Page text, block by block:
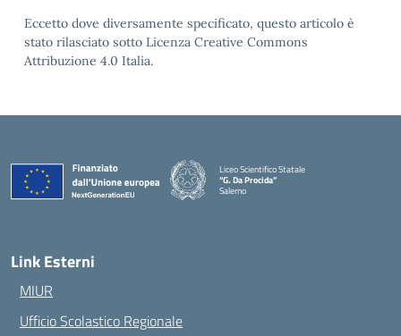
Eccetto dove diversamente specificato, questo articolo è
stato rilasciato sotto Licenza Creative Commons
Attribuzione 4.0 Italia.
Liceo Scientifico Statale
“G. Da Procida”
Salerno
Link Esterni
MIUR
Ufficio Scolastico Regionale